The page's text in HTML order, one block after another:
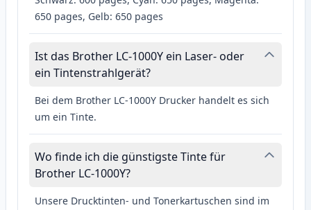
650 pages, Gelb: 650 pages
Ist das Brother LC-1000Y ein Laser- oder
ein Tintenstrahlgerät?
Bei dem Brother LC-1000Y Drucker handelt es sich
um ein Tinte.
Wo finde ich die günstigste Tinte für
Brother LC-1000Y?
Unsere Drucktinten- und Tonerkartuschen sind im